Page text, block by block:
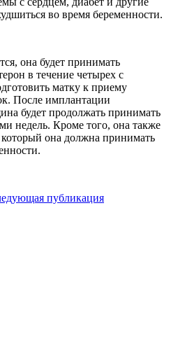
во время беременности.
она будет принимать
в течение четырех с
матку к приему
После имплантации
будет продолжать принимать
недель. Кроме того, она также
который она должна принимать
публикация